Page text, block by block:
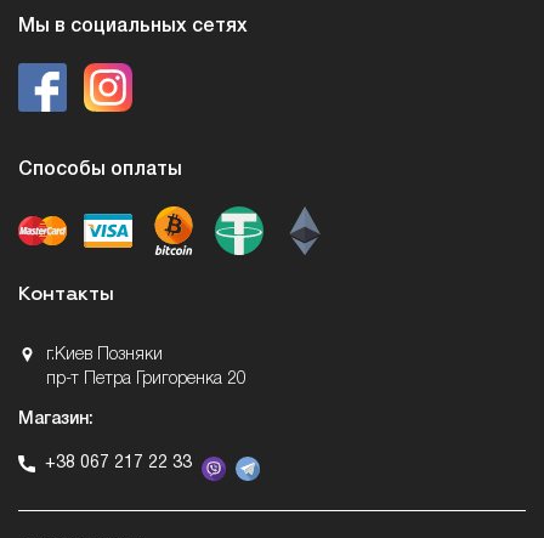
Мы в социальных сетях
Способы оплаты
Контакты
г.Киев Позняки
пр-т Петра Григоренка 20
Магазин:
+38 067 217 22 33